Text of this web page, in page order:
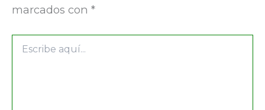
marcados con *
aquí...